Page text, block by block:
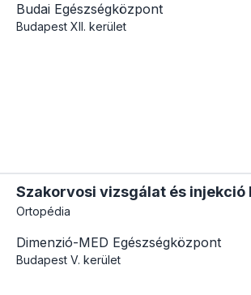
Budai Egészségközpont
Budapest XII. kerület
Szakorvosi vizsgálat és injekció
Ortopédia
Dimenzió-MED Egészségközpont
Budapest V. kerület